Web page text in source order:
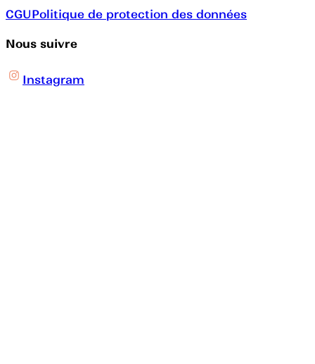
CGUPolitique de protection des données
Nous suivre
Instagram